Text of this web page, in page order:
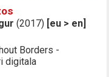
(2017) [eu > en]
Borders -
digitala